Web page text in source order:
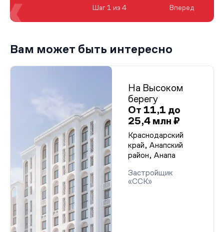
Шаг 1 из 4 Вперед
Вам может быть интересно
На Высоком
берегу
От 11,1 до
25,4 млн ₽
Краснодарский
край, Анапский
район, Анапа
Застройщик
«ССК»